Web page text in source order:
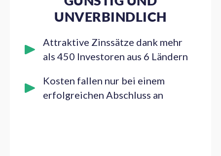
UNVERBINDLICH
Attraktive Zinssätze dank mehr
als 450 Investoren aus 6 Ländern
Kosten fallen nur bei einem
erfolgreichen Abschluss an